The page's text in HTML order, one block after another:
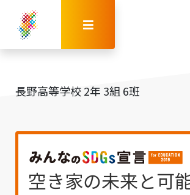
長野高等学校 2年 3組 6班
空き家の未来と可